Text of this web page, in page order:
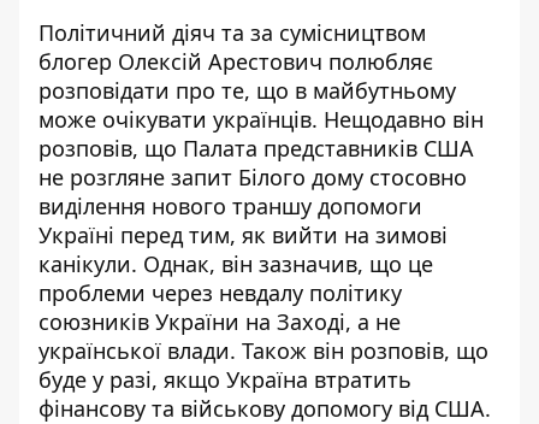
Політичний діяч та за сумісництвом
блогер Олексій Арестович полюбляє
розповідати про те, що в майбутньому
може очікувати українців. Нещодавно він
розповів, що Палата представників США
не розгляне запит Білого дому стосовно
виділення нового траншу допомоги
Україні перед тим, як вийти на зимові
канікули. Однак, він зазначив, що це
проблеми через невдалу політику
союзників України на Заході, а не
української влади. Також він розповів, що
буде у разі, якщо Україна втратить
фінансову та військову допомогу від США.